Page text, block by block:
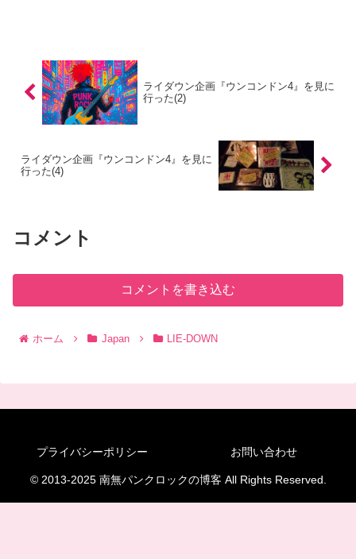
ライダウン企画『ウンコンドン4』を見に
行った(2)
ライダウン企画『ウンコンドン4』を見に
行った(4)
コメント
コメントを書き込む
ホーム Japan LIE-DOWN
プライバシーポリシー お問い合わせ
© 2013-2025 南無パンクロックの博客 All Rights Reserved.